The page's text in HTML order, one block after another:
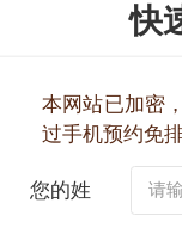
快
本网站已加密
过手机预约免
您的姓